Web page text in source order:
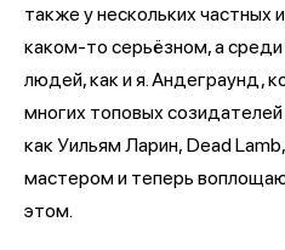
также у нескольких частных
каком-то серьёзном, а
людей, как и я. Андеграунд,
многих топовых
как Уильям Ларин, Dead
мастером и теперь
этом.